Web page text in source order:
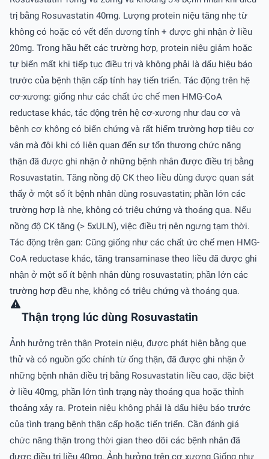
trị bằng Rosuvastatin 40mg. Lượng protein niệu tăng nhẹ từ
không có hoặc có vết đến dương tính + được ghi nhận ở liều
20mg. Trong hầu hết các trường hợp, protein niệu giảm hoặc
tự biến mất khi tiếp tục điều trị và không phải là dấu hiệu báo
trước của bệnh thận cấp tính hay tiến triển. Tác động trên hệ
cơ-xương: giống như các chất ức chế men HMG-CoA
reductase khác, tác động trên hệ cơ-xương như đau cơ và
bệnh cơ không có biến chứng và rất hiếm trường hợp tiêu cơ
vân mà đôi khi có liên quan đến sự tổn thương chức năng
thận đã được ghi nhận ở những bệnh nhân được điều trị bằng
Rosuvastatin. Tăng nồng độ CK theo liều dùng được quan sát
thấy ở một số ít bệnh nhân dùng rosuvastatin; phần lớn các
trường hợp là nhẹ, không có triệu chứng và thoáng qua. Nếu
nồng độ CK tăng (> 5xULN), việc điều trị nên ngưng tạm thời.
Tác động trên gan: Cũng giống như các chất ức chế men HMG-
CoA reductase khác, tăng transaminase theo liều đã được ghi
nhận ở một số ít bệnh nhân dùng rosuvastatin; phần lớn các
trường hợp đều nhẹ, không có triệu chứng và thoáng qua.
Thận trọng lúc dùng Rosuvastatin
Ảnh hưởng trên thận Protein niệu, được phát hiện bằng que
thử và có nguồn gốc chính từ ống thận, đã được ghi nhận ở
những bệnh nhân điều trị bằng Rosuvastatin liều cao, đặc biệt
ở liều 40mg, phần lớn tình trạng này thoáng qua hoặc thỉnh
thoảng xảy ra. Protein niệu không phải là dấu hiệu báo trước
của tình trạng bệnh thận cấp hoặc tiến triển. Cần đánh giá
chức năng thận trong thời gian theo dõi các bệnh nhân đã
được điều trị liều 40mg. Ảnh hưởng trên cơ xương Giống như